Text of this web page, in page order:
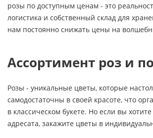
розы по доступным ценам - это
логистика и собственный склад для
нам постоянно снижать цены на
Ассортимент роз и
Розы - уникальные цветы, которые
самодостаточны в своей красоте, что
в классическом букете. Но если вы
адресата, закажите цветы в